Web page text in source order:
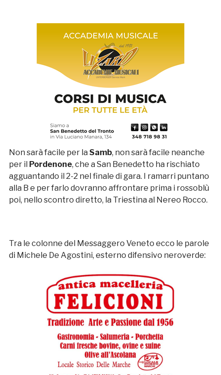
Non sarà facile per la Samb, non sarà facile neanche
per il Pordenone, che a San Benedetto ha rischiato
agguantando il 2-2 nel finale di gara. I ramarri puntano
alla B e per farlo dovranno affrontare prima i rossoblù
poi, nello scontro diretto, la Triestina al Nereo Rocco.
Tra le colonne del Messaggero Veneto ecco le parole
di Michele De Agostini, esterno difensivo neroverde: